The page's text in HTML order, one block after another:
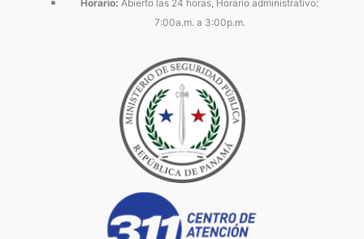
Horario: Abierto las 24 horas, Horario administrativo:
7:00a.m. a 3:00p.m.